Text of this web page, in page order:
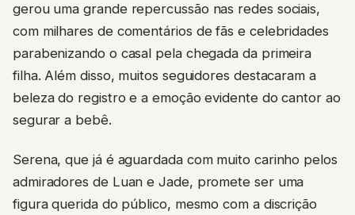
gerou uma grande repercussão nas redes sociais,
com milhares de comentários de fãs e celebridades
parabenizando o casal pela chegada da primeira
filha. Além disso, muitos seguidores destacaram a
beleza do registro e a emoção evidente do cantor ao
segurar a bebê.
Serena, que já é aguardada com muito carinho pelos
admiradores de Luan e Jade, promete ser uma
figura querida do público, mesmo com a discrição